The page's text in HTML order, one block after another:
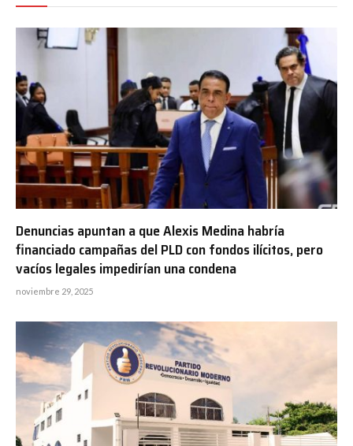
Denuncias apuntan a que Alexis Medina habría
financiado campañas del PLD con fondos ilícitos, pero
vacíos legales impedirían una condena
noviembre 29, 2025